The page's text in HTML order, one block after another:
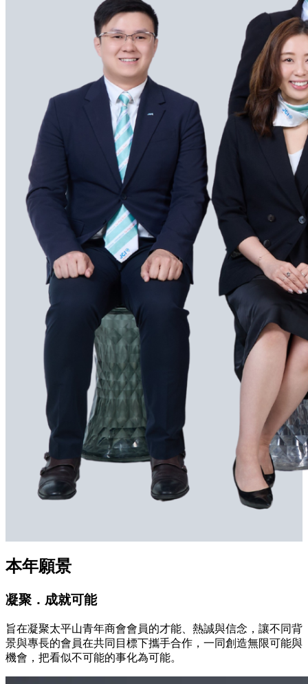
本年願景
凝聚．成就可能
旨在凝聚太平山青年商會會員的才能、熱誠與信念，讓不同背
景與專長的會員在共同目標下攜手合作，一同創造無限可能與
機會，把看似不可能的事化為可能。